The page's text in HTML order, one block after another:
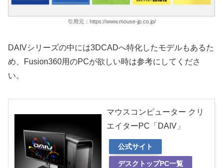
引用元：https://www.mouse-jp.co.jp/
DAIVシリーズの中には3DCADへ特化したモデルもあるた
め、Fusion360用のPCが欲しい時は参考にしてくださ
い。
マウスコンピューター クリ
エイターPC「DAIV」
公式サイト
デスクトップPC一覧